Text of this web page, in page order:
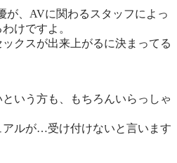
が、AVに関わるスタッフによっ
けですよ。
クスが出来上がるに決まってる
いう方も、もちろんいらっしゃ
ルが…受け付けないと言います